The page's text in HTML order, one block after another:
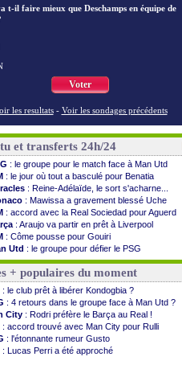
t-il faire mieux que Deschamps en équipe de
Voter
les resultats - Voir les sondages précédents
et transferts 24h/24
: le groupe pour le match face à Man Utd
: le jour où tout a basculé pour Benatia
: Reine-Adélaïde, le sort s'acharne...
: Mawissa a gravement blessé Uche
: accord avec la Real Sociedad pour Aguerd
: Araujo va partir en prêt à Liverpool
: Côme pousse pour Gouiri
Utd : le groupe pour défier le PSG
Caen premier leader
: Højbjerg, son agent maintient le suspense
: Gouiri évoque son avenir
: le transfert d'Asllani tombe à l'eau
1ère utilisation du Football Video Support
: Benatia envoie une pique à Longoria
: Al-Ahli veut Pape Gueye
: la dernière saison de Fonseca ?
: un nouveau prétendant pour Højbjerg
+ populaires du moment
: le club prêt à libérer Kondogbia ?
: 4 retours dans le groupe face à Man Utd ?
City : Rodri préfère le Barça au Real !
: accord trouvé avec Man City pour Rulli
: l'étonnante rumeur Gusto
: Lucas Perri a été approché